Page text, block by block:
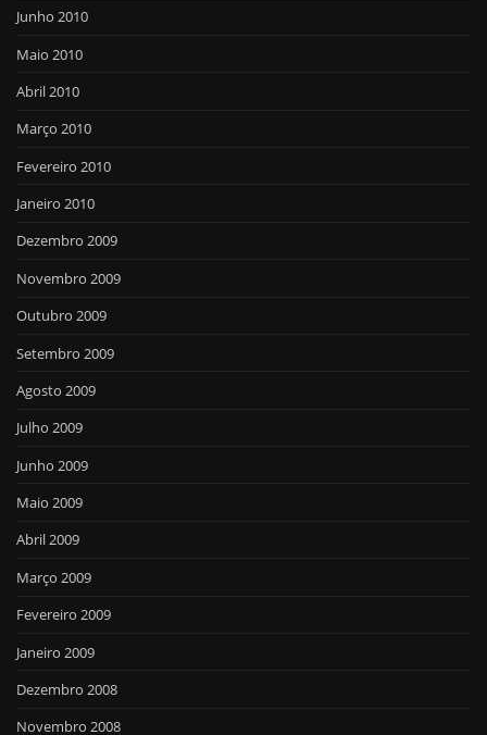
Junho 2010
Maio 2010
Abril 2010
Março 2010
Fevereiro 2010
Janeiro 2010
Dezembro 2009
Novembro 2009
Outubro 2009
Setembro 2009
Agosto 2009
Julho 2009
Junho 2009
Maio 2009
Abril 2009
Março 2009
Fevereiro 2009
Janeiro 2009
Dezembro 2008
Novembro 2008